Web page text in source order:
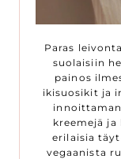
Paras
suolaisiin
painos
ikisuosikit ja
kreemejä
erilaisia
vegaanista